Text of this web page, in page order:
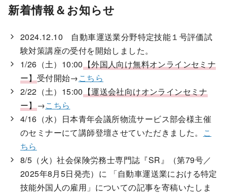
新着情報＆お知らせ
2024.12.10 自動車運送業分野特定技能１号評価試
験対策講座の受付を開始しました。
1/26（土）10:00【外国人向け無料オンラインセミナ
ー】受付開始→こちら
2/22（土）15:00【運送会社向けオンラインセミナ
ー】→こちら
4/16（水）日本青年会議所物流サービス部会様主催
のセミナーにて講師登壇させていただきました。 こ
ちら
8/5（火）社会保険労務士専門誌『SR』（第79号／
2025年8月5日発売）に 「自動車運送業における特定
技能外国人の雇用」についての記事を寄稿いたしま